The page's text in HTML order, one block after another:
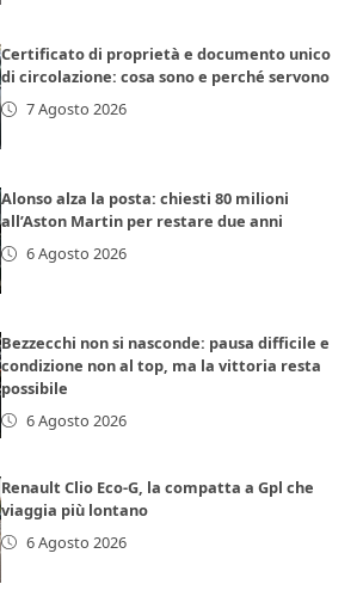
Certificato di proprietà e documento unico
di circolazione: cosa sono e perché servono
7 Agosto 2026
Alonso alza la posta: chiesti 80 milioni
all’Aston Martin per restare due anni
6 Agosto 2026
Bezzecchi non si nasconde: pausa difficile e
condizione non al top, ma la vittoria resta
possibile
6 Agosto 2026
Renault Clio Eco-G, la compatta a Gpl che
viaggia più lontano
6 Agosto 2026